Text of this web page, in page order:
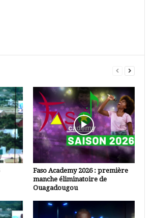
Faso Academy 2026 : première
manche éliminatoire de
Ouagadougou